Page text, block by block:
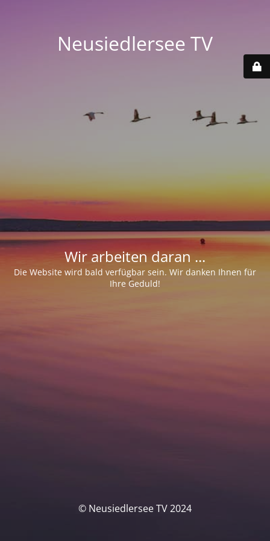
Neusiedlersee TV
Wir arbeiten daran ...
Die Website wird bald verfügbar sein. Wir danken Ihnen für
Ihre Geduld!
© Neusiedlersee TV 2024